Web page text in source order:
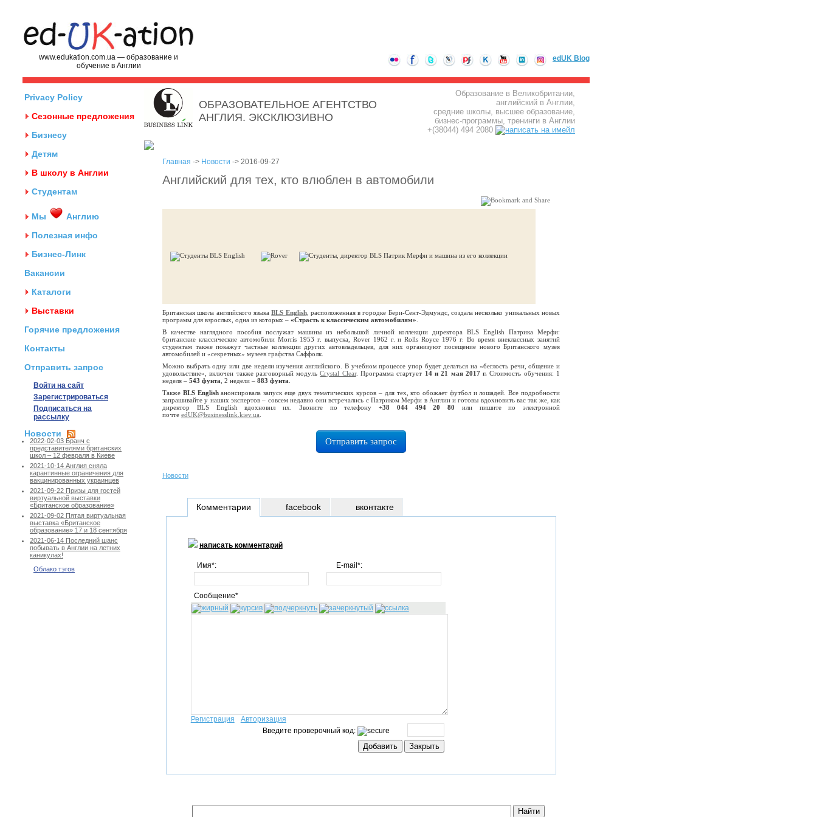
www.edukation.com.ua — образование и
обучение в Англии
edUK Blog
Privacy Policy
Сезонные предложения
Бизнесу
Детям
В школу в Англии
Студентам
Мы
Англию
Полезная инфо
Бизнес-Линк
Вакансии
Каталоги
Выставки
Горячие предложения
Контакты
Отправить запрос
Войти на сайт
Зарегистрироваться
Подписаться на
рассылку
Новости
2022-02-03 Бранч с
представителями британских
школ – 12 февраля в Киеве
2021-10-14 Англия сняла
карантинные ограничения для
вакцинированных украинцев
2021-09-22 Призы для гостей
виртуальной выставки
«Британское образование»
2021-09-02 Пятая виртуальная
выставка «Британское
образование» 17 и 18 сентября
2021-06-14 Последний шанс
побывать в Англии на летних
каникулах!
Облако тэгов
ОБРАЗОВАТЕЛЬНОЕ АГЕНТСТВО
АНГЛИЯ. ЭКСКЛЮЗИВНО
Образование в Великобритании,
английский в Англии,
средние школы, высшее образование,
бизнес-программы, тренинги в Англии
+(38044) 494 2080
Главная -> Новости -> 2016-09-27
Английский для тех, кто влюблен в автомобили
Британская школа английского языкаBLS English, расположенная в городке Бери-Сент-Эдмундс, создала несколько уникальных новых
программ для взрослых, одна из которых – «Страсть к классическим автомобилям»
В качестве наглядного пособия послужат машины из небольшой личной коллекции директора BLS English Патрика Мерфи:
британские классические автомобили Morris 1953 г. выпуска, Rover 1962 г. и Rolls Royce 1976 г. Во время внеклассных занятий
студентам также покажут частные коллекции других автовладельцев, для них организуют посещение нового Британского музея
автомобилей и «секретных» музеев графства Саффолк.
Можно выбрать одну или две недели изучения английского. В учебном процессе упор будет делаться на «беглость речи, общение и
удовольствие», включен также разговорный модульCrystal Clear. Программа стартует 14 и 21 мая 2017 г. Стоимость обучения: 1
неделя – 543 фунта , 2 недели – 883 фунта
Также BLS Englishанонсировала запуск еще двух тематических курсов – для тех, кто обожает футбол и лошадей. Все подробности
запрашивайте у наших экспертов – совсем недавно они встречались с Патриком Мерфи в Англии и готовы вдохновить вас так же, как
директор BLS English вдохновил их. Звоните по телефону +38 044 494 20 80 или пишите по электронной
почте edUK@businesslink.kiev.ua
Отправить запрос
Новости
Комментарии
написать комментарий
Имя*: E-mail*:
Сообщение*
Регистрация
Авторизация
Введите проверочный код:
facebook вконтакте